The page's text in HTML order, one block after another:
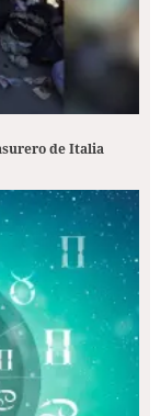
de Italia